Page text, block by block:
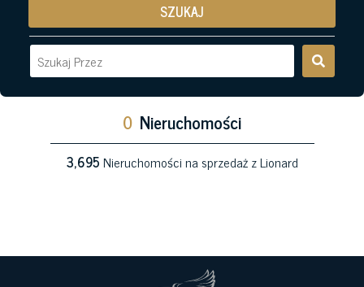
SZUKAJ
0 Nieruchomości
3,695Nieruchomości na sprzedaż z Lionard